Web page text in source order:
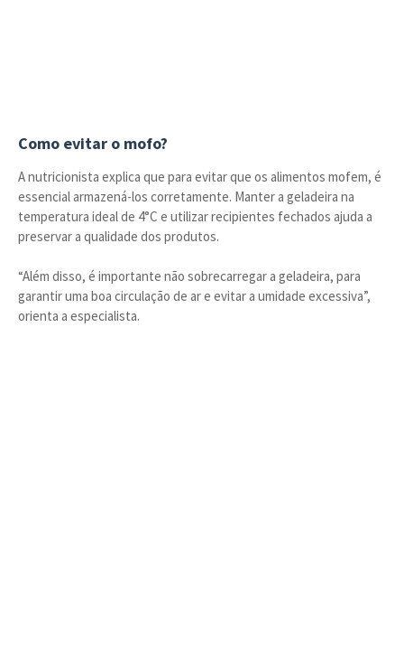
Como evitar o mofo?
A nutricionista explica que para evitar que os alimentos mofem, é
essencial armazená-los corretamente. Manter a geladeira na
temperatura ideal de 4°C e utilizar recipientes fechados ajuda a
preservar a qualidade dos produtos.
“Além disso, é importante não sobrecarregar a geladeira, para
garantir uma boa circulação de ar e evitar a umidade excessiva”,
orienta a especialista.